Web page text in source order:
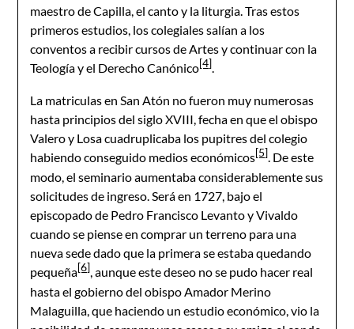
maestro de Capilla, el canto y la liturgia. Tras estos
primeros estudios, los colegiales salían a los
conventos a recibir cursos de Artes y continuar con la
Teología y el Derecho Canónico[4].
La matriculas en San Atón no fueron muy numerosas
hasta principios del siglo XVIII, fecha en que el obispo
Valero y Losa cuadruplicaba los pupitres del colegio
habiendo conseguido medios económicos[5]. De este
modo, el seminario aumentaba considerablemente sus
solicitudes de ingreso. Será en 1727, bajo el
episcopado de Pedro Francisco Levanto y Vivaldo
cuando se piense en comprar un terreno para una
nueva sede dado que la primera se estaba quedando
pequeña[6], aunque este deseo no se pudo hacer real
hasta el gobierno del obispo Amador Merino
Malaguilla, que haciendo un estudio económico, vio la